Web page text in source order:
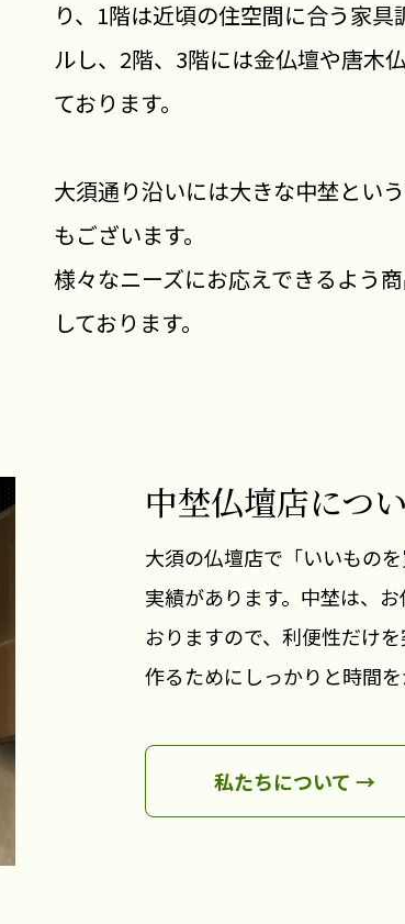
り、1階は近頃の住空間に合う家
ルし、2階、3階には金仏壇や唐木
ております。
大須通り沿いには大きな中埜とい
もございます。
様々なニーズにお応えできるよう
しております。
中埜仏壇店につ
大須の仏壇店で「いいもの
実績があります。中埜は、
おりますので、利便性だけ
作るためにしっかりと時間を
私たちについて →